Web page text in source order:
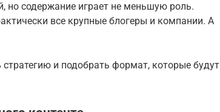
но содержание играет не меньшую роль.
все крупные блогеры и компании. А
и подобрать формат, которые будут